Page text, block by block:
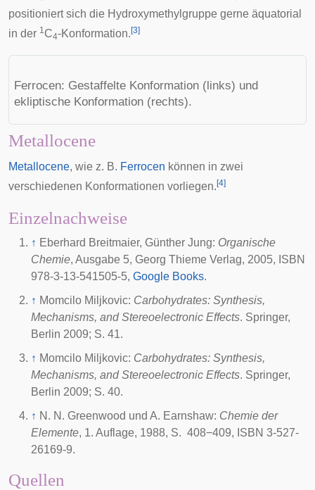
positioniert sich die Hydroxymethylgruppe gerne äquatorial
in der 1 C4-Konformation.[3]
Ferrocen: Gestaffelte Konformation (links) und
ekliptische Konformation (rechts).
Metallocene
Metallocene, wie z. B. Ferrocen können in zwei
verschiedenen Konformationen vorliegen.[4]
Einzelnachweise
↑ Eberhard Breitmaier, Günther Jung: Organische
Chemie, Ausgabe 5, Georg Thieme Verlag, 2005, ISBN
978-3-13-541505-5, Google Books.
↑ Momcilo Miljkovic: Carbohydrates: Synthesis,
Mechanisms, and Stereoelectronic Effects. Springer,
Berlin 2009; S. 41.
↑ Momcilo Miljkovic: Carbohydrates: Synthesis,
Mechanisms, and Stereoelectronic Effects. Springer,
Berlin 2009; S. 40.
↑ N. N. Greenwood und A. Earnshaw: Chemie der
Elemente, 1. Auflage, 1988, S. 408−409, ISBN 3-527-
26169-9.
Quellen